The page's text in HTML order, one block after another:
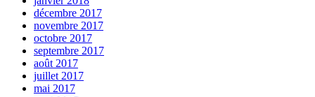
décembre 2017
novembre 2017
octobre 2017
septembre 2017
août 2017
juillet 2017
mai 2017